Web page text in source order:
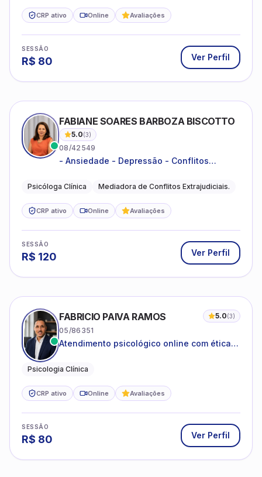
CRP ativo Online Avaliações
SESSÃO
R$ 80 Ver Perfil
FABIANE SOARES BARBOZA BISCOTTO
5.0(3)
08/42549
- Ansiedade - Depressão - Conflitos
relacionamentos - Autoestima -
Psicóloga Clínica Mediadora de Conflitos Extrajudiciais.
CRP ativo Online Avaliações
SESSÃO
R$ 120 Ver Perfil
FABRICIO PAIVA RAMOS 5.0(3)
05/86351
Atendimento psicológico online com ética,
Psicologia Clínica
CRP ativo Online Avaliações
SESSÃO
R$ 80 Ver Perfil